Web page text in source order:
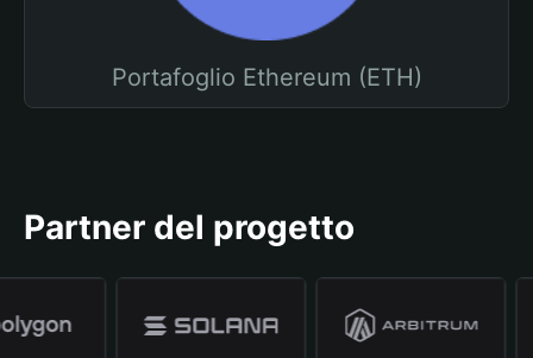
Portafoglio Ethereum (ETH)
Partner del progetto